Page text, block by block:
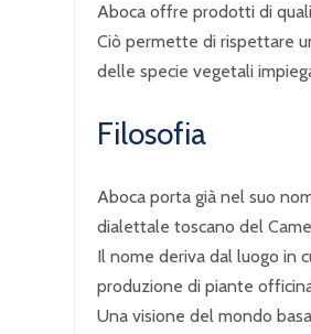
Aboca offre prodotti di
Ciò permette di rispettare
delle specie vegetali
Filosofia
Aboca porta già nel suo
dialettale toscano del
Il nome deriva dal luogo in
produzione di piante
Una visione del mondo